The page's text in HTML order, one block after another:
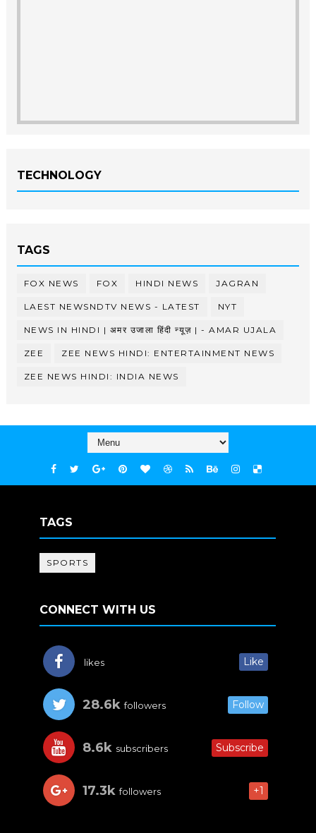
TECHNOLOGY
TAGS
FOX NEWS FOX HINDI NEWS JAGRAN
LAEST NEWSNDTV NEWS - LATEST NYT
NEWS IN HINDI | अमर उजाला हिंदी न्यूज़ | - AMAR UJALA
ZEE ZEE NEWS HINDI: ENTERTAINMENT NEWS
ZEE NEWS HINDI: INDIA NEWS
TAGS
SPORTS
CONNECT WITH US
likes Like
28.6k followers Follow
8.6k subscribers Subscribe
17.3k followers +1